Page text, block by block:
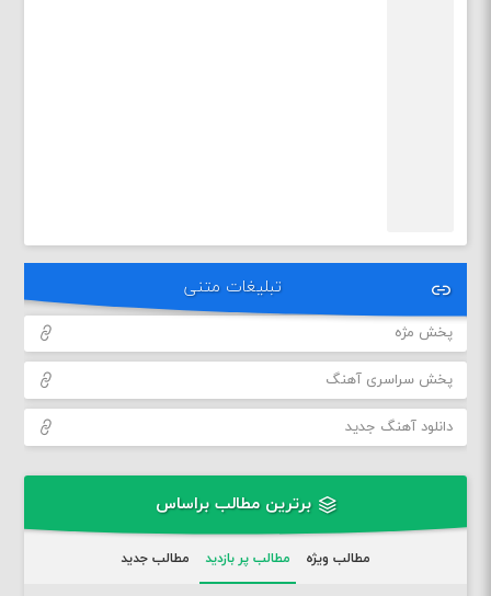
تبلیغات متنی
پخش مژه
پخش سراسری آهنگ
دانلود آهنگ جدید
برترین مطالب براساس
مطالب ویژه مطالب پر بازدید مطالب جدید